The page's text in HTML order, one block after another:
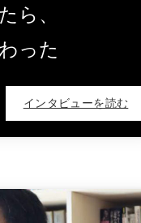
ら、
った
インタビューを読む